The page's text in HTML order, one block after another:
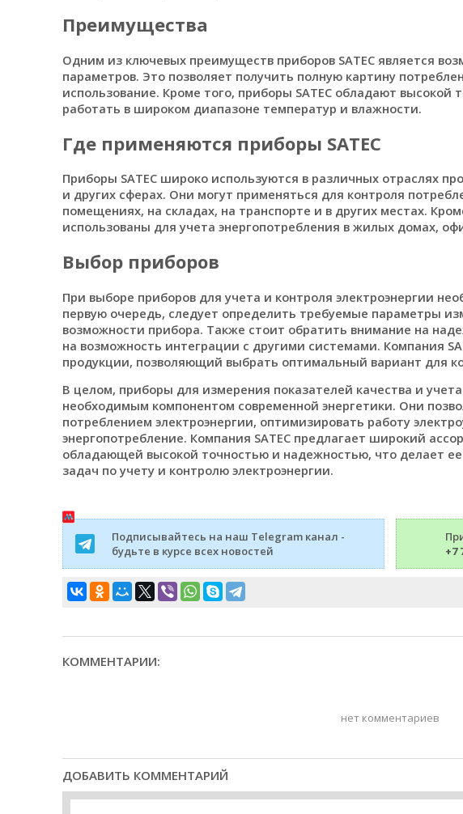
Преимущества
Одним из ключевых преимуществ приборов SATEC является
параметров. Это позволяет получить полную картину
использование. Кроме того, приборы SATEC обладают
работать в широком диапазоне температур и влажности.
Где применяются приборы SATEC
Приборы SATEC широко используются в различных отраслях
и других сферах. Они могут применяться для контроля
помещениях, на складах, на транспорте и в других местах.
использованы для учета энергопотребления в жилых домах,
Выбор приборов
При выборе приборов для учета и контроля электроэнергии
первую очередь, следует определить требуемые параметры
возможности прибора. Также стоит обратить внимание на
на возможность интеграции с другими системами. Компания
продукции, позволяющий выбрать оптимальный вариант для
В целом, приборы для измерения показателей качества и
необходимым компонентом современной энергетики. Они
потреблением электроэнергии, оптимизировать работу
энергопотребление. Компания SATEC предлагает широкий
обладающей высокой точностью и надежностью, что делает
задач по учету и контролю электроэнергии.
Подписывайтесь на наш Telegram канал -
будьте в курсе всех новостей
+7
КОММЕНТАРИИ:
нет комментариев
ДОБАВИТЬ КОММЕНТАРИЙ